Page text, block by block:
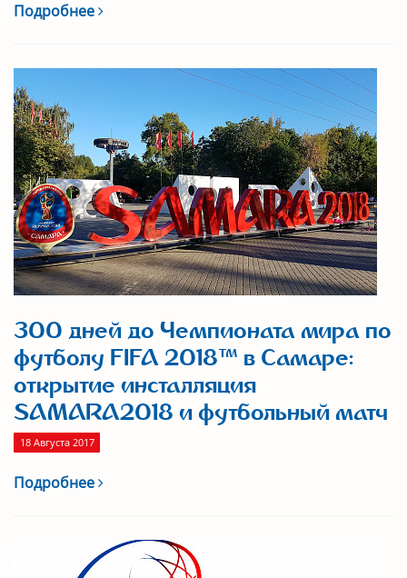
Подробнее
300 дней до Чемпионата мира по
футболу FIFA 2018™ в Самаре:
открытие инсталляция
SAMARA2018 и футбольный матч
18 Августа 2017
Подробнее